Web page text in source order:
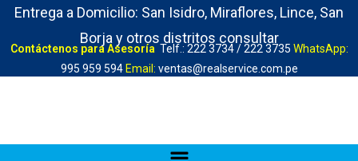
Entrega a Domicilio: San Isidro, Miraflores, Lince, San
Borja y otros distritos consultar
Contáctenos para Asesoría Telf.: 222 3734 / 222 3735 WhatsApp:
995 959 594 Email: ventas@realservice.com.pe